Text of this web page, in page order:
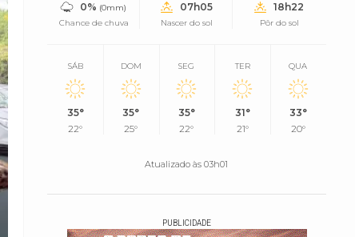
0% (0mm)
Chance de chuva
07h05
Nascer do sol
18h22
Pôr do sol
SÁB
35°
22°
DOM
35°
25°
SEG
35°
22°
TER
31°
21°
QUA
33°
20°
Atualizado às 03h01
PUBLICIDADE